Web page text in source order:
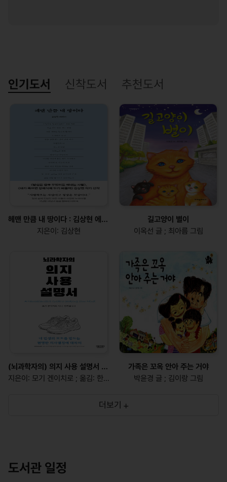
인기도서
헤맨 만큼 내 땅이다 : 김상현 에세이
지은이: 김상현
길고양이 별이
이옥선 글 ; 최아름 그림
(뇌과학자의) 의지 사용 설명서 : 내 인생의 모트를 만드는 현명한 의사결정에 대하여
지은이: 모기 겐이치로 ; 옮김: 한주희
가족은 꼬옥 안아 주는 거야
박윤경 글 ; 김이랑 그림
더보기
신착도서 추천도서
도서관 일정